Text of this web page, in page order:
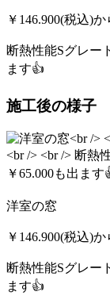
￥146.900(税込)か
断熱性能Sグレー
ます👍
施工後の様子
洋室の窓
￥146.900(税込)か
断熱性能Sグレー
ます👍